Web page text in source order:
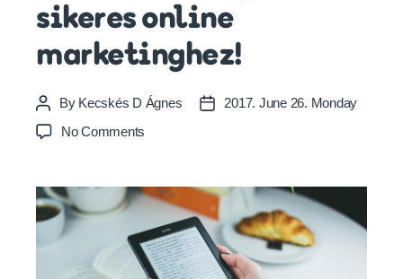
sikeres online
marketinghez!
Post
author
By Kecskés D Ágnes
Post2017. June 26. Monday
No Comments
könyv
a
sikeres
online
marketinghez!